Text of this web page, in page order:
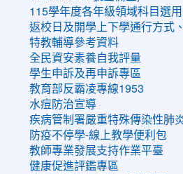
115學年度各年級領域科目選
返校日及開學上下學通行方式
特教輔導參考資料
全民資安素養自我評量
學生申訴及再申訴專區
教育部反霸凌專線1953
水痘防治宣導
疾病管制署嚴重特殊傳染性肺
防疫不停學-線上教學便利包
教師專業發展支持作業平臺
健康促進評鑑專區